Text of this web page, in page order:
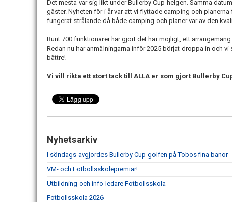
Det mesta var sig likt under Bullerby Cup-helgen. Samma
gäster. Nyheten för i år var att vi flyttade camping och
fungerat strålande då både camping och planer var av den
Runt 700 funktionärer har gjort det här möjligt, ett
Redan nu har anmälningarna inför 2025 börjat droppa in och
bättre!
Vi vill rikta ett stort tack till ALLA er som gjort Bullerby
Nyhetsarkiv
I söndags avgjordes Bullerby Cup-golfen på Tobos fina banor
VM- och Fotbollsskolepremiär!
Utbildning och info ledare Fotbollsskola
Fotbollsskola 2026